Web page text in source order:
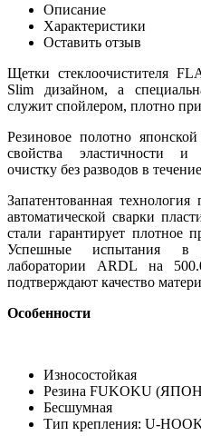
Описание
Характеристики
Оставить отзыв
Щетки стеклоочистителя
Slim дизайном, а
служит спойлером, плотно
Резиновое полотно
свойства эластичности и
очистку без разводов в
Запатентованная
автоматической сварки
стали гарантирует плотное
Успешные испытания в
лаборатории ARDL на
подтверждают качество
Особенности
Износостойкая
Резина FUKOKU
Бесшумная
Тип крепления: U-